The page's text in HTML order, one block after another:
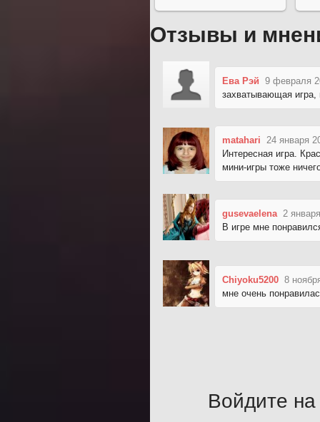
Отзывы и
Ева Рэй 9 февраля
захватывающая игра,
matahari 24 января
Интересная игра.
мини-игры тоже
gusevaelena 2
В игре мне
Chiyoku5200 8
мне очень
Войдите на